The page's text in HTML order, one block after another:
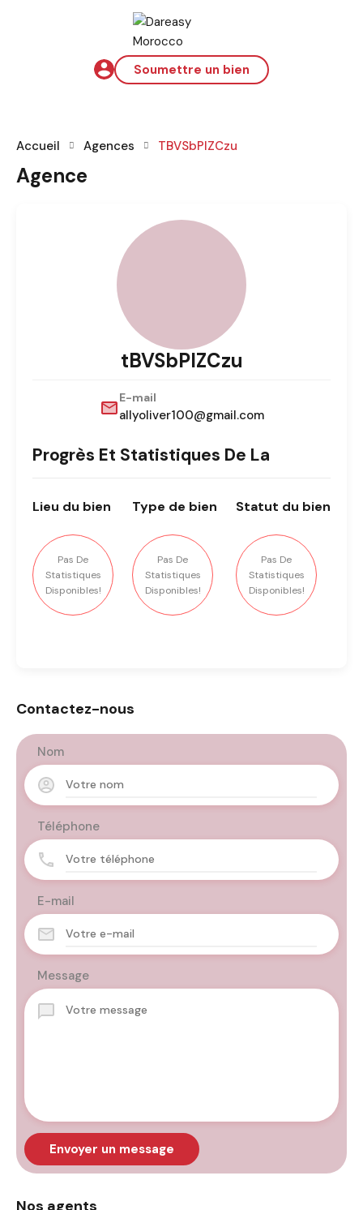
Soumettre un bien
Accueil Agences TBVSbPIZCzu
Agence
tBVSbPIZCzu
E-mail
allyoliver100@gmail.com
Progrès Et Statistiques De La
Lieu du bien
Pas De
Statistiques
Disponibles!
Type de bien
Pas De
Statistiques
Disponibles!
Statut du bien
Pas De
Statistiques
Disponibles!
Contactez-nous
Nom
Téléphone
E-mail
Message
Envoyer un message
Nos agents